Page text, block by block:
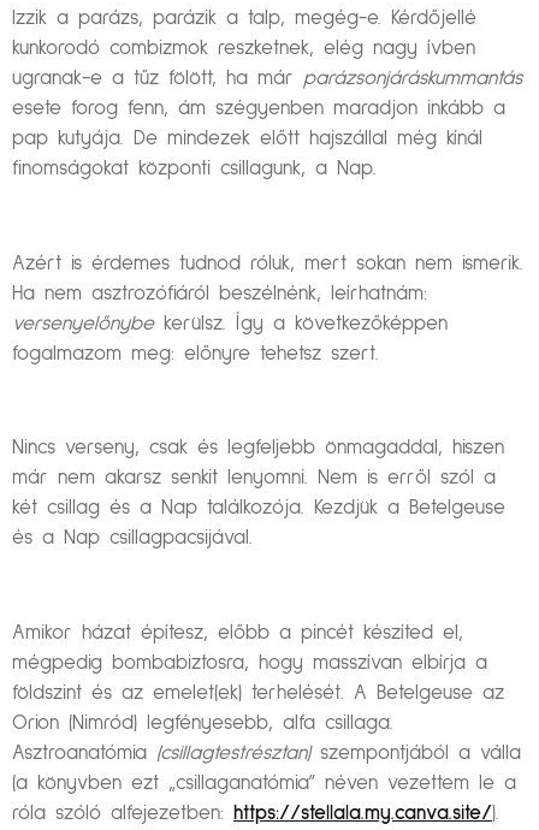
Izzik a parázs, parázik a talp, megég-e. Kérdőjellé
kunkorodó combizmok reszketnek, elég nagy ívben
ugranak-e a tűz fölött, ha már parázsonjáráskummantás
esete forog fenn, ám szégyenben maradjon inkább a
pap kutyája. De mindezek előtt hajszállal még kínál
finomságokat központi csillagunk, a Nap.
Azért is érdemes tudnod róluk, mert sokan nem ismerik.
Ha nem asztrozófiáról beszélnénk, leírhatnám:
versenyelőnybekerülsz. Így a következőképpen
fogalmazom meg: előnyre tehetsz szert.
Nincs verseny, csak és legfeljebb önmagaddal, hiszen
már nem akarsz senkit lenyomni. Nem is erről szól a
két csillag és a Nap találkozója. Kezdjük a Betelgeuse
és a Nap csillagpacsijával.
Amikor házat építesz, előbb a pincét készíted el,
mégpedig bombabiztosra, hogy masszívan elbírja a
földszint és az emelet(ek) terhelését. A Betelgeuse az
Orion (Nimród) legfényesebb, alfa csillaga.
Asztroanatómia (csillagtestrésztan)szempontjából a válla
(a könyvben ezt „csillaganatómia” néven vezettem le a
róla szóló alfejezetben:
https://stellala.my.canva.site/).